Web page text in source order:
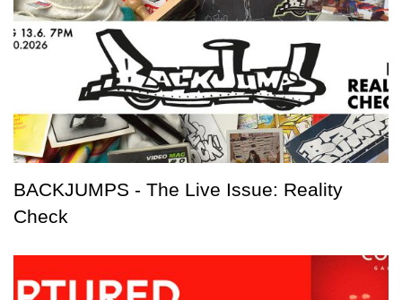
BACKJUMPS - The Live Issue: Reality
Check